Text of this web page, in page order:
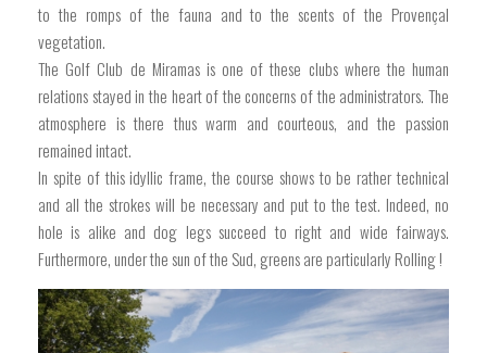
to the romps of the fauna and to the scents of the Provençal
vegetation.
The Golf Club de Miramas is one of these clubs where the human
relations stayed in the heart of the concerns of the administrators. The
atmosphere is there thus warm and courteous, and the passion
remained intact.
In spite of this idyllic frame, the course shows to be rather technical
and all the strokes will be necessary and put to the test. Indeed, no
hole is alike and dog legs succeed to right and wide fairways.
Furthermore, under the sun of the Sud, greens are particularly Rolling !